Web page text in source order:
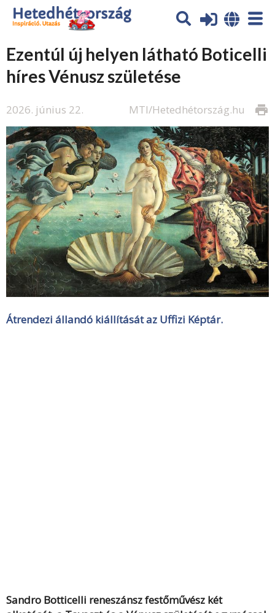
Ezentúl új helyen látható Boticelli
híres Vénusz születése
2026. június 22. print
MTI/Hetedhétország.hu
Átrendezi állandó kiállítását az Uffizi Képtár.
Sandro Botticelli reneszánsz festőművész két